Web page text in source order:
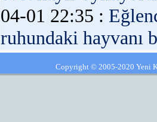
04-01 22:35 :
ruhundaki hayvanı
Copyright © 2005-2020 Yeni